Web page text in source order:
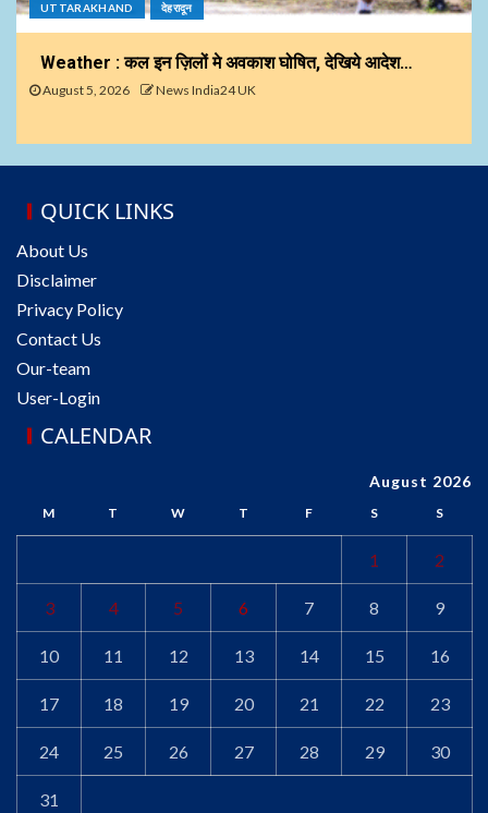
UTTARAKHAND देहरादून
Weather : कल इन ज़िलों मे अवकाश घोषित, देखिये आदेश…
August 5, 2026 News India24 UK
QUICK LINKS
About Us
Disclaimer
Privacy Policy
Contact Us
Our-team
User-Login
CALENDAR
August 2026
M T W T F S S
1 2
3 4 5 6 7 8 9
10 11 12 13 14 15 16
17 18 19 20 21 22 23
24 25 26 27 28 29 30
31